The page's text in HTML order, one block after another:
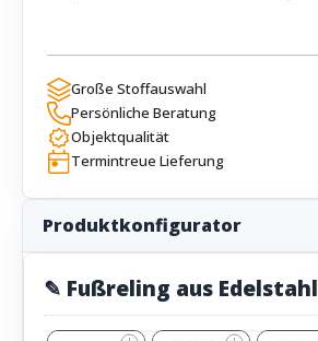
Große Stoffauswahl
Persönliche Beratung
Objektqualität
Termintreue Lieferung
Produktkonfigurator
✎ Fußreling aus Edelstahl